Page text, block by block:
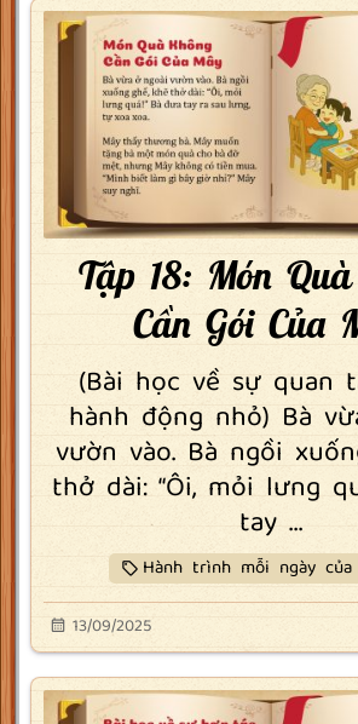
Tập 18: Món
Cần Gói Của
(Bài học về sự quan
hành động nhỏ) Bà
vườn vào. Bà ngồi
thở dài: “Ôi, mỏi lưng
tay ...
Hành trình mỗi ngày
13/09/2025